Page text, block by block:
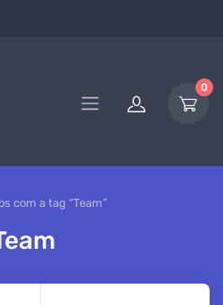
0
com a tag “Team”